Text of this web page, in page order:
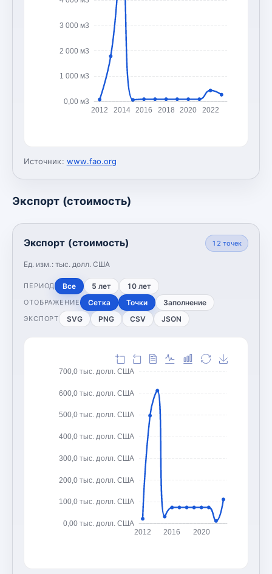
0,00 м3
1 000 м3
2 000 м3
3 000 м3
2012 2014 2016 2018 2020 2022
Источник: www.fao.org
Экспорт (стоимость)
Экспорт (стоимость)
Ед. изм.: тыс. долл. США
12 точек
ПЕРИОД Все 5 лет 10 лет
ОТОБРАЖЕНИЕ Сетка Точки Заполнение
ЭКСПОРТ SVG PNG CSV JSON
0,00 тыс. долл. США
100,0 тыс. долл. США
200,0 тыс. долл. США
300,0 тыс. долл. США
400,0 тыс. долл. США
500,0 тыс. долл. США
600,0 тыс. долл. США
700,0 тыс. долл. США
2012 2016 2020